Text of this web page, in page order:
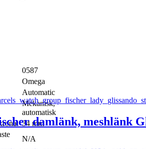
0587
Omega
Automatic
Mekanisk,
automatisk
34 mm
N/A
damlänk, meshlänk